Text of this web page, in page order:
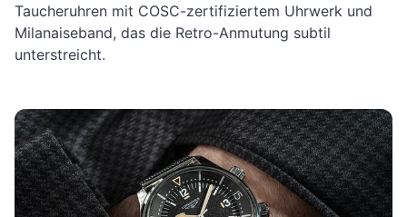
Taucheruhren mit COSC-zertifiziertem Uhrwerk und
Milanaiseband, das die Retro-Anmutung subtil
unterstreicht.